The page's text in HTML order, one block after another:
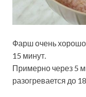
Фарш очень
15 минут.
Примерно через 5
разогревается до